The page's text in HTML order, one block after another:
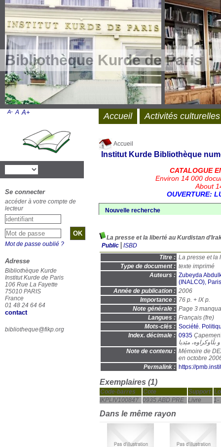
Bibliothèque Kurde de Paris
Accueil
Institut Kurde Bibliothèque
CATALOGUE
Environ 14 000
About
OUVERTURE:
Nouvelle recherche
La presse et la liberté au Kurdistan
Public
ISBD
Titre : La presse et la
Type de document : texte imprimé
Auteurs : Zubeyda
(INALCO), Paris
Année de publication : 2006
Importance : 76 p. + IX p.
Note générale : Page 3
Langues : Français (fre)
Mots-clés : Société.
Index. décimale : 0935
بڵاوکراوە، مێدیا
Note de contenu : Mémoire de
en octobre
Permalink : https://
Exemplaires (1)
Code-barres Cote Support
IKPLIV100847 0935 ABD PRE Livre 1-
Dans le même rayon
Accueil Activités culturelles
A- A A+
Se connecter
accéder à votre compte de
lecteur
Mot de passe oublié ?
Adresse
Bibliothèque Kurde
Institut Kurde de Paris
106 Rue La Fayette
75010 PARIS
France
01 48 24 64 64
contact
bibliotheque@fikp.org